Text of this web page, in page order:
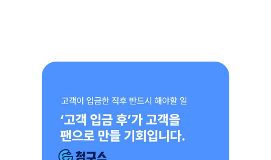
고객 사례
고객 사례
서비스 소개서
서비스 소개서
블로그
블로그
가격 안내